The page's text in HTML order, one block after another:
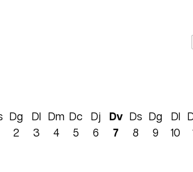
Dg
2
Dl
3
Dm
4
Dc
5
Dj
6
Dv
7
Ds
8
Dg
9
Dl
10